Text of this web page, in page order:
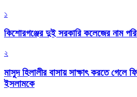
১
কিশোরগঞ্জের দুই সরকারি কলেজের নাম
২
মাসুদ হিলালীর বাসায় সাক্ষাৎ করতে গেলে
ইসলামকে